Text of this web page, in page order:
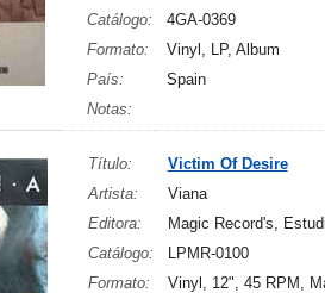
Catálogo:
4GA-0369
Formato:
Vinyl, LP, Album
País:
Spain
Notas:
Título:
Victim Of Desire
Artista:
Viana
Editora:
Magic Record's,
Catálogo:
LPMR-0100
Formato:
Vinyl, 12", 45 RPM,